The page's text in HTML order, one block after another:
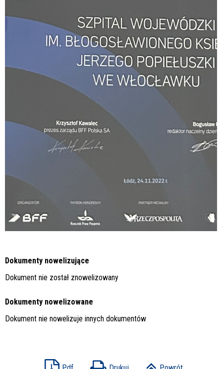
Dokumenty nowelizujące
Dokument nie został znowelizowany
Dokumenty nowelizowane
Dokument nie nowelizuje innych dokumentów